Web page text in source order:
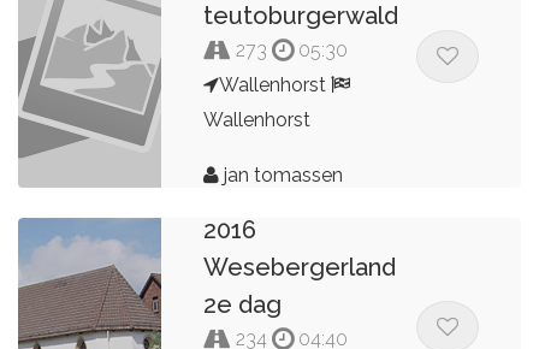
teutoburgerwald
273
05:30
Wallenhorst
Wallenhorst
jan tomassen
2016
Wesebergerland
2e dag
234
04:40